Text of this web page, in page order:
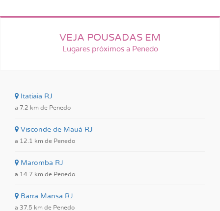
VEJA POUSADAS EM
Lugares próximos a Penedo
Itatiaia RJ
a 7.2 km de Penedo
Visconde de Mauá RJ
a 12.1 km de Penedo
Maromba RJ
a 14.7 km de Penedo
Barra Mansa RJ
a 37.5 km de Penedo